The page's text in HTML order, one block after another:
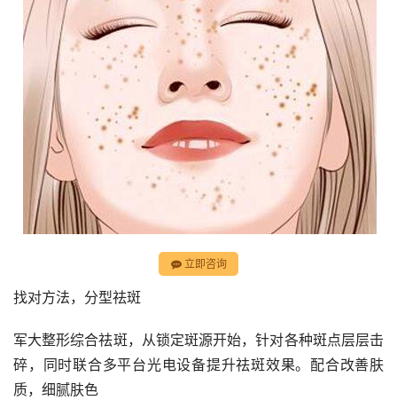
立即咨询
找对方法，分型祛斑
军大整形综合祛斑，从锁定斑源开始，针对各种斑点层层击
碎，同时联合多平台光电设备提升祛斑效果。配合改善肤
质，细腻肤色